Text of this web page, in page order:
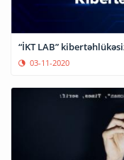
“İKT LAB”
03-11-2020